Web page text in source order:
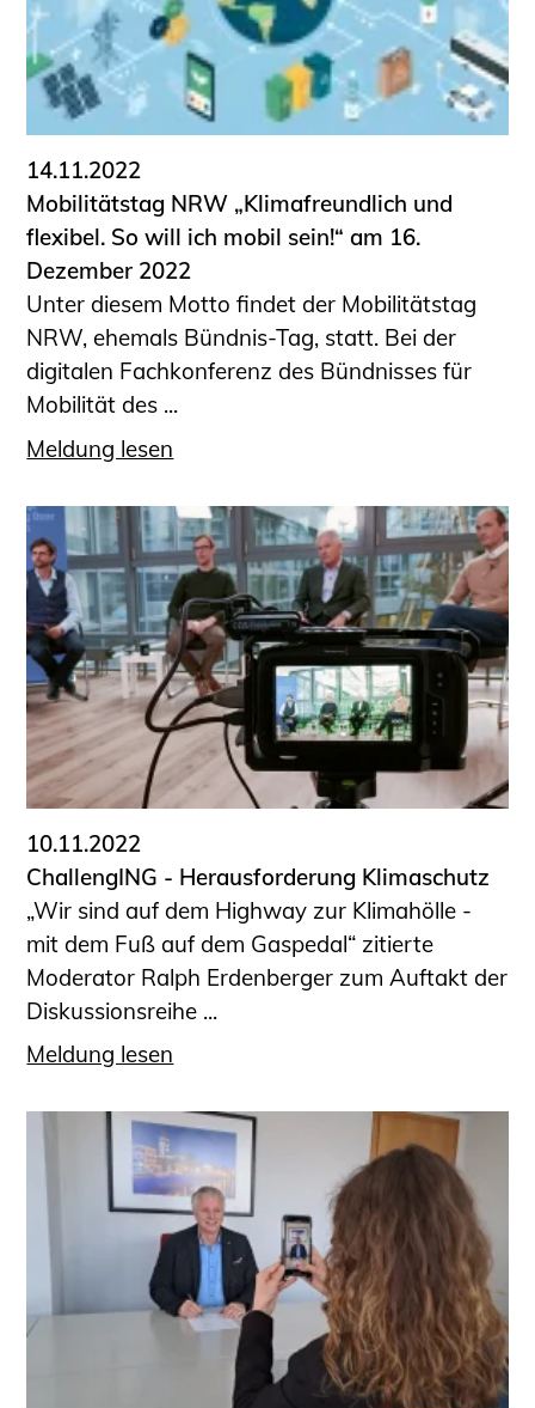
14.11.2022
Mobilitätstag NRW „Klimafreundlich und
flexibel. So will ich mobil sein!“ am 16.
Dezember 2022
Unter diesem Motto findet der Mobilitätstag
NRW, ehemals Bündnis-​Tag, statt. Bei der
digitalen Fachkonferenz des Bündnisses für
Mobilität des ...
Meldung lesen
10.11.2022
ChallengING - Herausforderung Klimaschutz
„Wir sind auf dem Highway zur Klimahölle -
mit dem Fuß auf dem Gaspedal“ zitierte
Moderator Ralph Erdenberger zum Auftakt der
Diskussionsreihe ...
Meldung lesen